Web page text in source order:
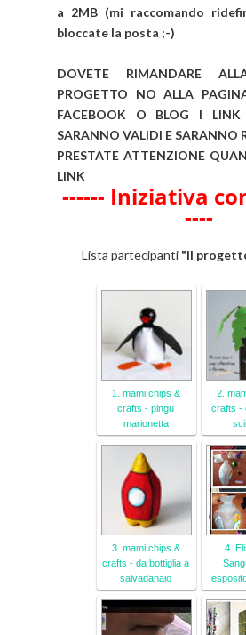
a 2MB (mi raccomando
bloccate la posta ;-)
DOVETE RIMANDARE
PROGETTO NO ALLA
FACEBOOK O BLOG I LINK
SARANNO VALIDI E SARANNO
PRESTATE ATTENZIONE
LINK
------ Iniziativa
----
Lista partecipanti "Il
1. mami chips &
crafts - pingu
marionetta
2.
crafts -
3. mami chips &
crafts - da bottiglia a
salvadanaio
4.